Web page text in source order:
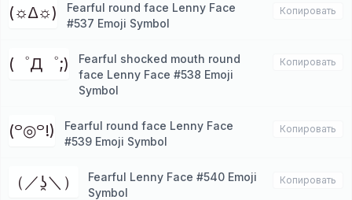
(☼∆☼)
Fearful round face Lenny Face
#537 Emoji Symbol
Копировать
(゜Д゜;)
Fearful shocked mouth round
face Lenny Face #538 Emoji
Symbol
Копировать
(꒪◎꒪!)
Fearful round face Lenny Face
#539 Emoji Symbol
Копировать
（／ʖ̯＼）
Fearful Lenny Face #540 Emoji
Symbol
Копировать